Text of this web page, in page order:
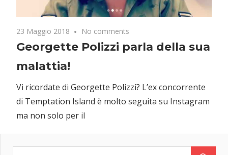
23 Maggio 2018 No comments
Georgette Polizzi parla della sua
malattia!
Vi ricordate di Georgette Polizzi? L’ex concorrente
di Temptation Island è molto seguita su Instagram
ma non solo per il